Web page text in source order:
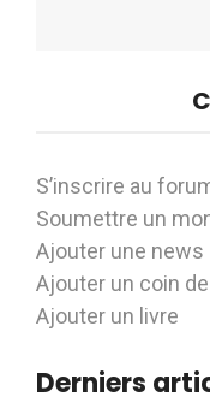
S’inscrire au
Soumettre un
Ajouter une news
Ajouter un coin
Ajouter un livre
Derniers